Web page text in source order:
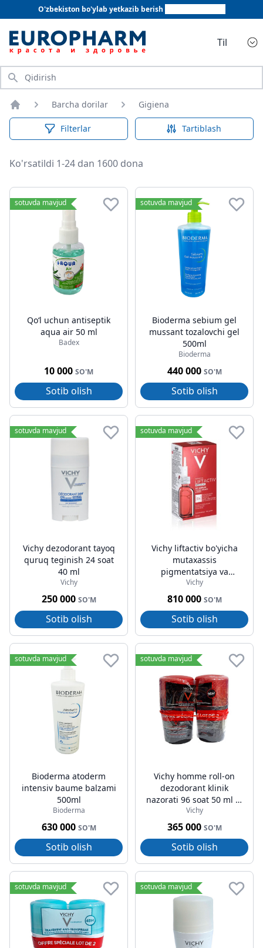
O'zbekiston bo'ylab yetkazib berish
Til
Qidirish
Bosh sahifa
Barcha dorilar Gigiena
Filterlar Tartiblash
Ko'rsatildi 1-24 dan 1600 dona
Gigiena
sotuvda mavjud
Qoʻl uchun antiseptik
aqua air 50 ml
Badex
10 000 SO'M
Sotib olish
sotuvda mavjud
Bioderma sebium gel
mussant tozalovchi gel
500ml
Bioderma
440 000 SO'M
Sotib olish
sotuvda mavjud
Vichy dezodorant tayoq
quruq teginish 24 soat
40 ml
Vichy
250 000 SO'M
Sotib olish
sotuvda mavjud
Vichy liftactiv bo'yicha
mutaxassis
pigmentatsiya va
ajinlarga qarshi sarum
vitamin b3 30ml
Vichy
810 000 SO'M
Sotib olish
sotuvda mavjud
Bioderma atoderm
intensiv baume balzami
500ml
Bioderma
630 000 SO'M
Sotib olish
sotuvda mavjud
Vichy homme roll-on
dezodorant klinik
nazorati 96 soat 50 ml (2
dona)
Vichy
365 000 SO'M
Sotib olish
sotuvda mavjud sotuvda mavjud
Dermatologik mahsulotlar Prezervativlar va moylash